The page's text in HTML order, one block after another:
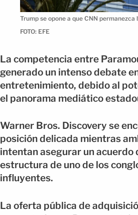
Trump se opone a que CNN permanezca
FOTO: EFE
La competencia entre
generado un intenso debate
entretenimiento, debido al
el panorama mediático
Warner Bros. Discovery se
posición delicada mientras
intentan asegurar un acuerdo
estructura de uno de los
influyentes.
La oferta pública de